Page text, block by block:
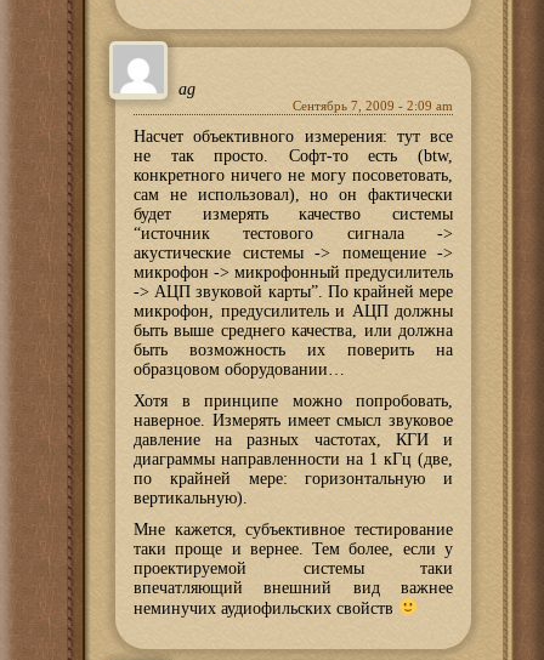
ag
Сентябрь 7, 2009 - 2:09 am
Насчет объективного измерения: тут все
не так просто. Софт-то есть (btw,
конкретного ничего не могу посоветовать,
сам не использовал), но он фактически
будет измерять качество системы
“источник тестового сигнала ->
акустические системы -> помещение ->
микрофон -> микрофонный предусилитель
-> АЦП звуковой карты”. По крайней мере
микрофон, предусилитель и АЦП должны
быть выше среднего качества, или должна
быть возможность их поверить на
образцовом оборудовании…
Хотя в принципе можно попробовать,
наверное. Измерять имеет смысл звуковое
давление на разных частотах, КГИ и
диаграммы направленности на 1 кГц (две,
по крайней мере: горизонтальную и
вертикальную).
Мне кажется, субъективное тестирование
таки проще и вернее. Тем более, если у
проектируемой системы таки
впечатляющий внешний вид важнее
неминучих аудиофильских свойств